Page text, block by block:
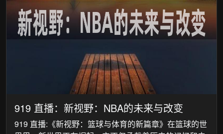
919 直播：新视野：NBA的未来与改变
919 直播:《新视野：篮球与体育的新篇章》在篮球的世